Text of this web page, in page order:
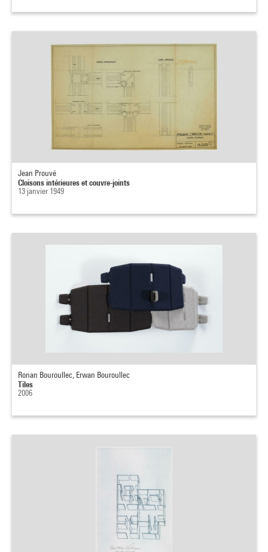
Jean Prouvé
Cloisons intérieures et couvre-joints
13 janvier 1949
Ronan Bouroullec, Erwan Bouroullec
Tiles
2006